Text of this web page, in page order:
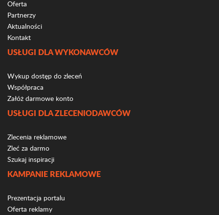
Oferta
Partnerzy
Aktualności
Kontakt
USŁUGI DLA WYKONAWCÓW
Wykup dostęp do zleceń
Współpraca
Załóż darmowe konto
USŁUGI DLA ZLECENIODAWCÓW
Zlecenia reklamowe
Zleć za darmo
Szukaj inspiracji
KAMPANIE REKLAMOWE
Prezentacja portalu
Oferta reklamy